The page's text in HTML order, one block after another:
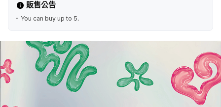
販售公告
You can buy up to 5.